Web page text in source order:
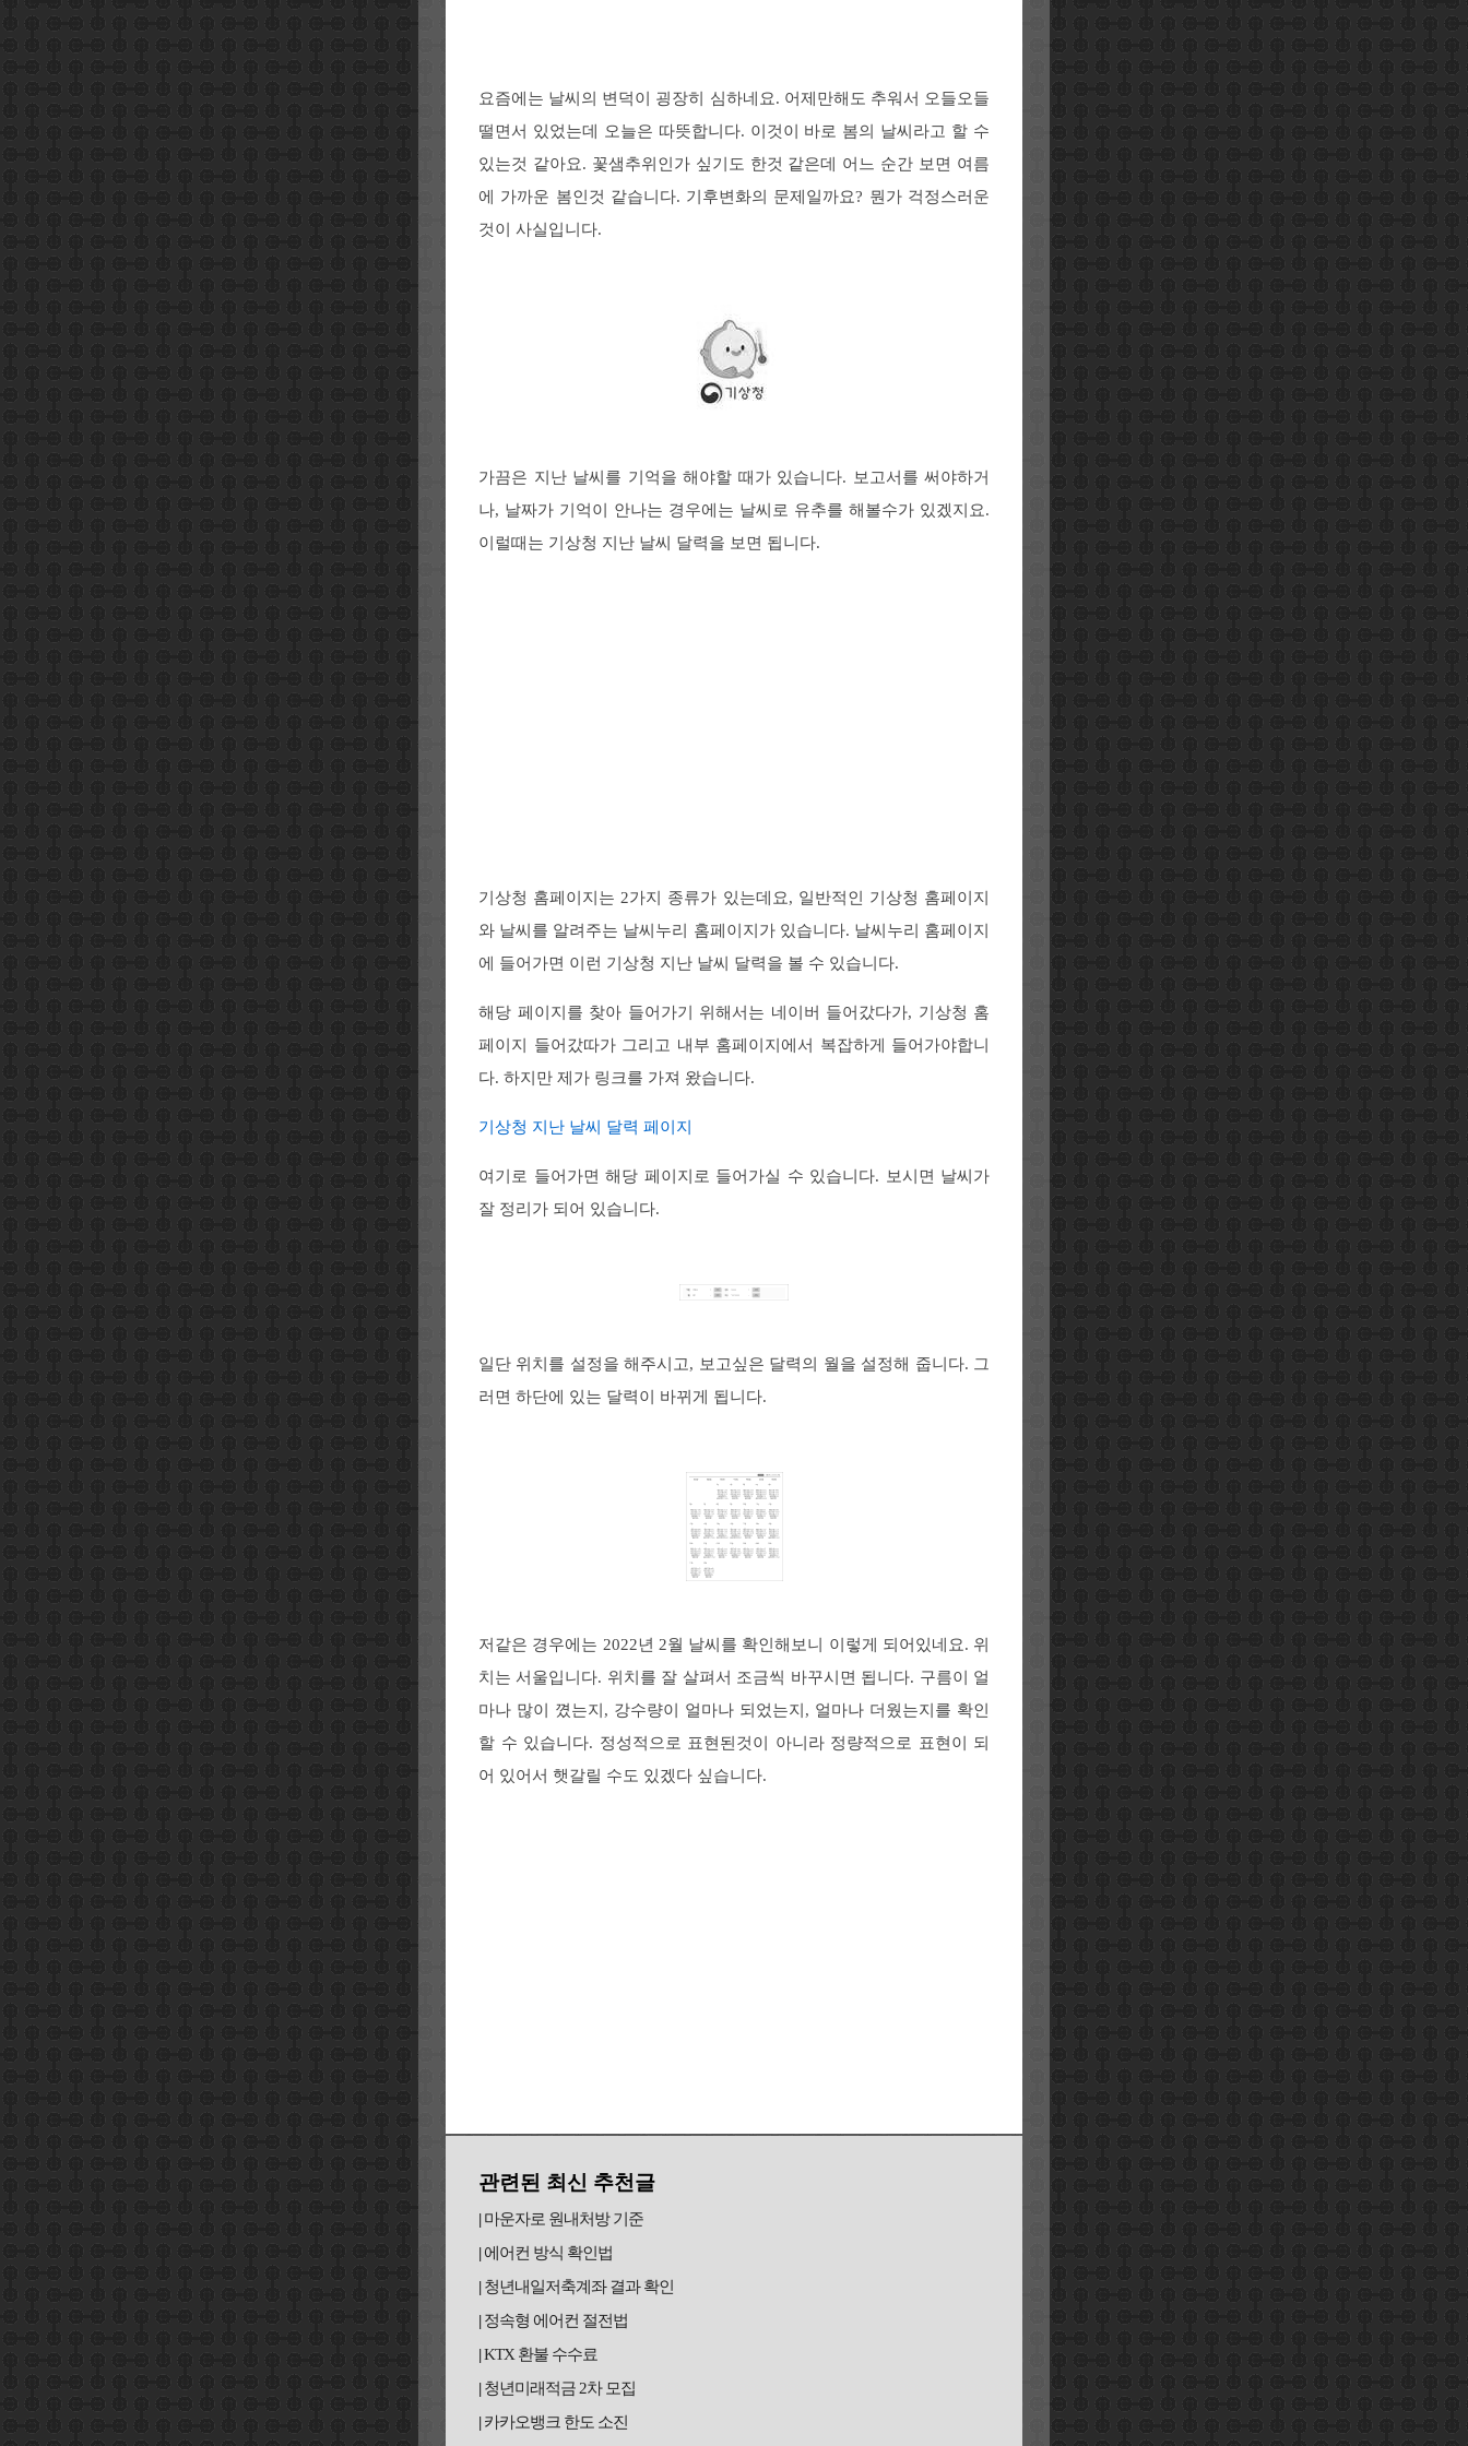
요즘에는 날씨의 변덕이 굉장히 심하네요. 어제만해도 추워서 오들오들
떨면서 있었는데 오늘은 따뜻합니다. 이것이 바로 봄의 날씨라고 할 수
있는것 같아요. 꽃샘추위인가 싶기도 한것 같은데 어느 순간 보면 여름
에 가까운 봄인것 같습니다. 기후변화의 문제일까요? 뭔가 걱정스러운
것이 사실입니다.
가끔은 지난 날씨를 기억을 해야할 때가 있습니다. 보고서를 써야하거
나, 날짜가 기억이 안나는 경우에는 날씨로 유추를 해볼수가 있겠지요.
이럴때는 기상청 지난 날씨 달력을 보면 됩니다.
기상청 홈페이지는 2가지 종류가 있는데요, 일반적인 기상청 홈페이지
와 날씨를 알려주는 날씨누리 홈페이지가 있습니다. 날씨누리 홈페이지
에 들어가면 이런 기상청 지난 날씨 달력을 볼 수 있습니다.
해당 페이지를 찾아 들어가기 위해서는 네이버 들어갔다가, 기상청 홈
페이지 들어갔따가 그리고 내부 홈페이지에서 복잡하게 들어가야합니
다. 하지만 제가 링크를 가져 왔습니다.
기상청 지난 날씨 달력 페이지
여기로 들어가면 해당 페이지로 들어가실 수 있습니다. 보시면 날씨가
잘 정리가 되어 있습니다.
일단 위치를 설정을 해주시고, 보고싶은 달력의 월을 설정해 줍니다. 그
러면 하단에 있는 달력이 바뀌게 됩니다.
저같은 경우에는 2022년 2월 날씨를 확인해보니 이렇게 되어있네요. 위
치는 서울입니다. 위치를 잘 살펴서 조금씩 바꾸시면 됩니다. 구름이 얼
마나 많이 꼈는지, 강수량이 얼마나 되었는지, 얼마나 더웠는지를 확인
할 수 있습니다. 정성적으로 표현된것이 아니라 정량적으로 표현이 되
어 있어서 햇갈릴 수도 있겠다 싶습니다.
관련된 최신 추천글
마운자로 원내처방 기준
에어컨 방식 확인법
청년내일저축계좌 결과 확인
정속형 에어컨 절전법
KTX 환불 수수료
청년미래적금 2차 모집
카카오뱅크 한도 소진